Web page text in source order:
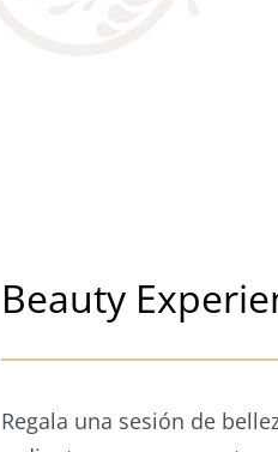
Beauty
Regala una sesión de